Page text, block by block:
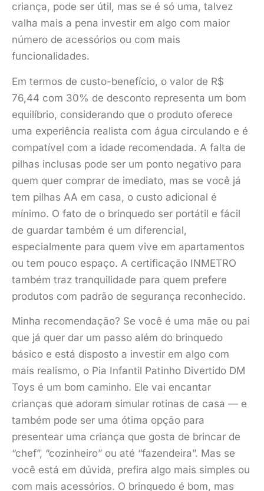
criança, pode ser útil, mas se é só uma, talvez
valha mais a pena investir em algo com maior
número de acessórios ou com mais
funcionalidades.
Em termos de custo-benefício, o valor de R$
76,44 com 30% de desconto representa um bom
equilíbrio, considerando que o produto oferece
uma experiência realista com água circulando e é
compatível com a idade recomendada. A falta de
pilhas inclusas pode ser um ponto negativo para
quem quer comprar de imediato, mas se você já
tem pilhas AA em casa, o custo adicional é
mínimo. O fato de o brinquedo ser portátil e fácil
de guardar também é um diferencial,
especialmente para quem vive em apartamentos
ou tem pouco espaço. A certificação INMETRO
também traz tranquilidade para quem prefere
produtos com padrão de segurança reconhecido.
Minha recomendação? Se você é uma mãe ou pai
que já quer dar um passo além do brinquedo
básico e está disposto a investir em algo com
mais realismo, o Pia Infantil Patinho Divertido DM
Toys é um bom caminho. Ele vai encantar
crianças que adoram simular rotinas de casa — e
também pode ser uma ótima opção para
presentear uma criança que gosta de brincar de
“chef”, “cozinheiro” ou até “fazendeira”. Mas se
você está em dúvida, prefira algo mais simples ou
com mais acessórios. O brinquedo é bom, mas